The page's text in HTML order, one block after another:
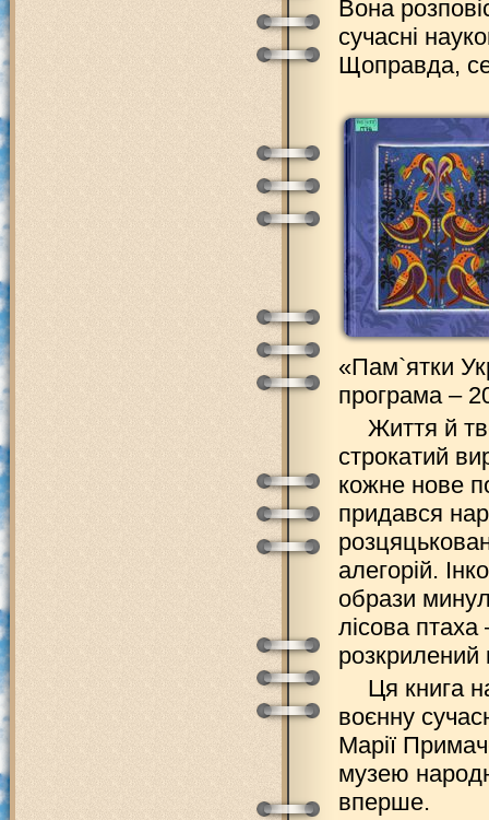
Вона
сучасні
Щоправда,
«Пам`ятки
програма –
Життя й
строкатий
кожне нове
придався
алегорій.
образи
лісова
розкрилений
Ця книга
воєнну
Марії
музею
вперше.